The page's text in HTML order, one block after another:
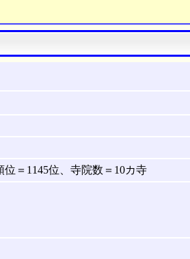
＝1145位、寺院数＝10カ寺